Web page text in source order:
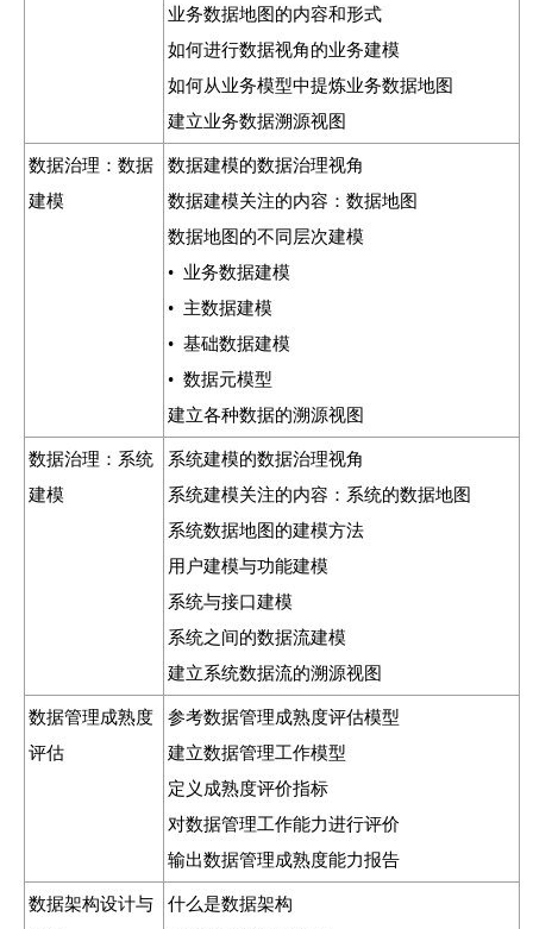
业务数据地图的内容和形式
如何进行数据视角的业务建模
如何从业务模型中提炼业务数据地图
建立业务数据溯源视图
数据治理：数据
建模
数据建模的数据治理视角
数据建模关注的内容：数据地图
数据地图的不同层次建模
• 业务数据建模
• 主数据建模
• 基础数据建模
• 数据元模型
建立各种数据的溯源视图
数据治理：系统
建模
系统建模的数据治理视角
系统建模关注的内容：系统的数据地图
系统数据地图的建模方法
用户建模与功能建模
系统与接口建模
系统之间的数据流建模
建立系统数据流的溯源视图
数据管理成熟度
评估
参考数据管理成熟度评估模型
建立数据管理工作模型
定义成熟度评价指标
对数据管理工作能力进行评价
输出数据管理成熟度能力报告
数据架构设计与
什么是数据架构